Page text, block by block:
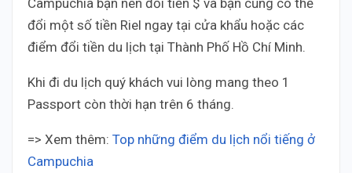
Campuchia bạn nên đổi tiền $ và bạn cũng có thể
đổi một số tiền Riel ngay tại cửa khẩu hoặc các
điểm đổi tiền du lịch tại Thành Phố Hồ Chí Minh.
Khi đi du lịch quý khách vui lòng mang theo 1
Passport còn thời hạn trên 6 tháng.
=> Xem thêm: Top những điểm du lịch nổi tiếng ở
Campuchia